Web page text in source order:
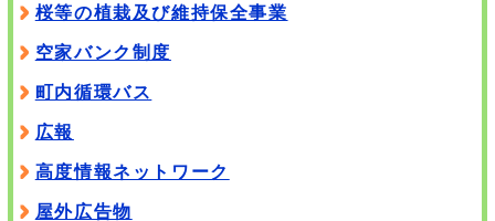
桜等の植栽及び維持保全事業
空家バンク制度
町内循環バス
広報
高度情報ネットワーク
屋外広告物